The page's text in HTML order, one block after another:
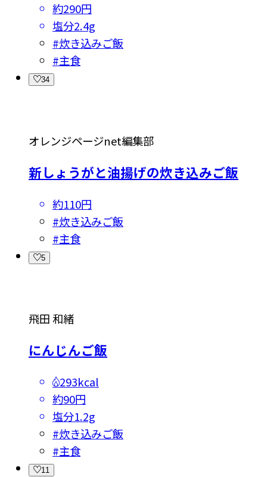
約290円
塩分2.4g
#炊き込みご飯
#主食
34
オレンジページnet編集部
新しょうがと油揚げの炊き込みご飯
約110円
#炊き込みご飯
#主食
5
飛田 和緒
にんじんご飯
293kcal
約90円
塩分1.2g
#炊き込みご飯
#主食
11